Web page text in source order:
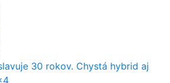
30 rokov. Chystá hybrid aj